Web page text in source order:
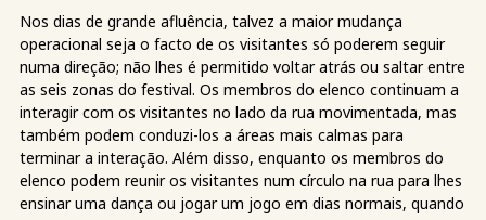
Nos dias de grande afluência, talvez a maior mudança
operacional seja o facto de os visitantes só poderem seguir
numa direção; não lhes é permitido voltar atrás ou saltar entre
as seis zonas do festival. Os membros do elenco continuam a
interagir com os visitantes no lado da rua movimentada, mas
também podem conduzi-los a áreas mais calmas para
terminar a interação. Além disso, enquanto os membros do
elenco podem reunir os visitantes num círculo na rua para lhes
ensinar uma dança ou jogar um jogo em dias normais, quando